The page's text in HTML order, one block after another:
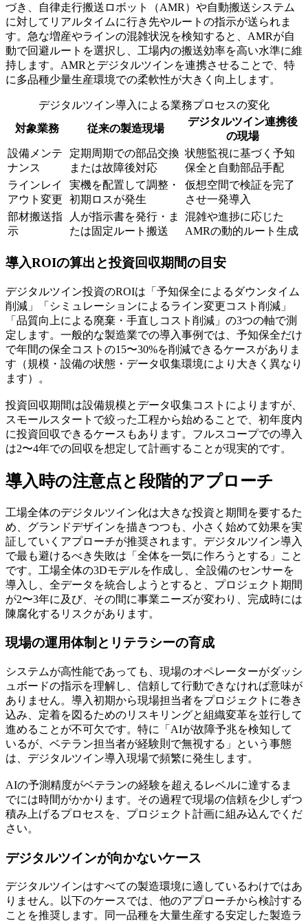
づき、自律走行搬送ロボット（AMR）や自動搬送システム
に対してリアルタイムに行き先やルートの指示が送られま
す。急な増産やラインの混雑状況を検知すると、AMRが自
動で回避ルートを選択し、工場内の搬送効率を高い水準に維
持します。AMRとデジタルツインを連携させることで、特
に多品種少量生産環境での柔軟性が大きく向上します。
デジタルツイン導入による業務プロセスの変化
対象業務
従来の製造現場
デジタルツイン連携後
の現場
設備メンテ
ナンス
定期周期での部品交換
または故障後対応
状態監視に基づく予知
保全と自動部品手配
ラインレイ
アウト変更
実機を配置して調整・
初期ロスが発生
仮想空間で検証を完了
させ一発導入
部材搬送指
示
人が指示書を発行・ま
たは固定ルート搬送
混雑や進捗に応じた
AMRの動的ルート生成
導入ROIの算出と投資回収期間の目安
デジタルツイン投資のROIは「予知保全によるダウンタイム
削減」「シミュレーションによるライン変更コスト削減」
「品質向上による廃棄・手直しコスト削減」の3つの軸で測
定します。一般的な製造業での導入事例では、予知保全だけ
で年間の保全コストの15〜30%を削減できるケースがありま
す（規模・設備の状態・データ収集環境により大きく異なり
ます）。
投資回収期間は設備規模とデータ収集コストによりますが、
スモールスタートで絞った工程から始めることで、初年度内
に投資回収できるケースもあります。フルスコープでの導入
は2〜4年での回収を想定して計画することが現実的です。
導入時の注意点と段階的アプローチ
工場全体のデジタルツイン化は大きな投資と期間を要するた
め、グランドデザインを描きつつも、小さく始めて効果を実
証していくアプローチが推奨されます。デジタルツイン導入
で最も避けるべき失敗は「全体を一気に作ろうとする」こと
です。工場全体の3Dモデルを作成し、全設備のセンサーを
導入し、全データを統合しようとすると、プロジェクト期間
が2〜3年に及び、その間に事業ニーズが変わり、完成時には
陳腐化するリスクがあります。
現場の運用体制とリテラシーの育成
システムが高性能であっても、現場のオペレーターがダッシ
ュボードの指示を理解し、信頼して行動できなければ意味が
ありません。導入初期から現場担当者をプロジェクトに巻き
込み、定着を図るためのリスキリングと組織変革を並行して
進めることが不可欠です。特に「AIが故障予兆を検知して
いるが、ベテラン担当者が経験則で無視する」という事態
は、デジタルツイン導入現場で頻繁に発生します。
AIの予測精度がベテランの経験を超えるレベルに達するま
でには時間がかかります。その過程で現場の信頼を少しずつ
積み上げるプロセスを、プロジェクト計画に組み込んでくだ
さい。
デジタルツインが向かないケース
デジタルツインはすべての製造環境に適しているわけではあ
りません。以下のケースでは、他のアプローチから検討する
ことを推奨します。同一品種を大量生産する安定した製造ラ